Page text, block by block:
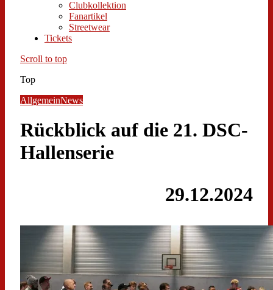
Clubkollektion
Fanartikel
Streetwear
Tickets
Scroll to top
Top
AllgemeinNews
Rückblick auf die 21. DSC-
Hallenserie
29.12.2024